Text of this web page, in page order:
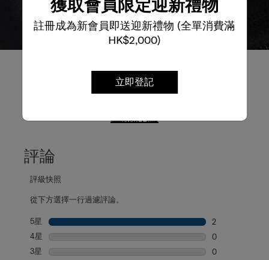
獲取會員限定迎新禮物
註冊成為新會員即送迎新禮物 (全單消費滿
HK$2,000)
立即登記
評論
評級快照
從下方選擇一行過濾評論。
5星 星級
2
4星 星級
0
3星 星級
0